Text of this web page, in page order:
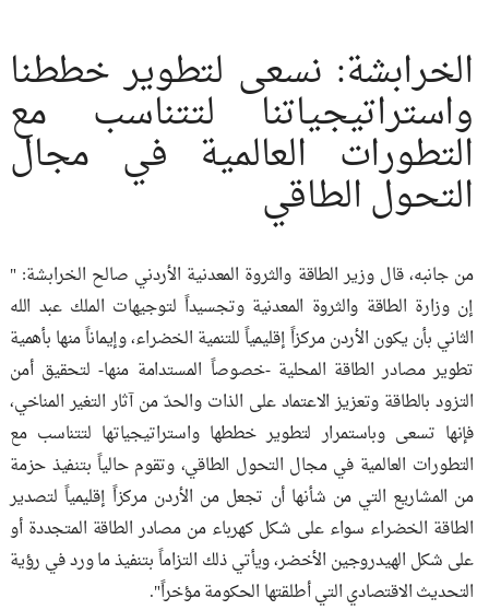
الخرابشة: نسعى لتطوير خططنا
واستراتيجياتنا لتتناسب مع
التطورات العالمية في مجال
التحول الطاقي
من جانبه، قال وزير الطاقة والثروة المعدنية الأردني صالح الخرابشة: "
إن وزارة الطاقة والثروة المعدنية وتجسيداً لتوجيهات الملك عبد الله
الثاني بأن يكون الأردن مركزاً إقليمياً للتنمية الخضراء، وإيماناً منها بأهمية
تطوير مصادر الطاقة المحلية -خصوصاً المستدامة منها- لتحقيق أمن
التزود بالطاقة وتعزيز الاعتماد على الذات والحدّ من آثار التغير المناخي،
فإنها تسعى وباستمرار لتطوير خططها واستراتيجياتها لتتناسب مع
التطورات العالمية في مجال التحول الطاقي، وتقوم حالياً بتنفيذ حزمة
من المشاريع التي من شأنها أن تجعل من الأردن مركزاً إقليمياً لتصدير
الطاقة الخضراء سواء على شكل كهرباء من مصادر الطاقة المتجددة أو
على شكل الهيدروجين الأخضر، ويأتي ذلك التزاماً بتنفيذ ما ورد في رؤية
التحديث الاقتصادي التي أطلقتها الحكومة مؤخراً".